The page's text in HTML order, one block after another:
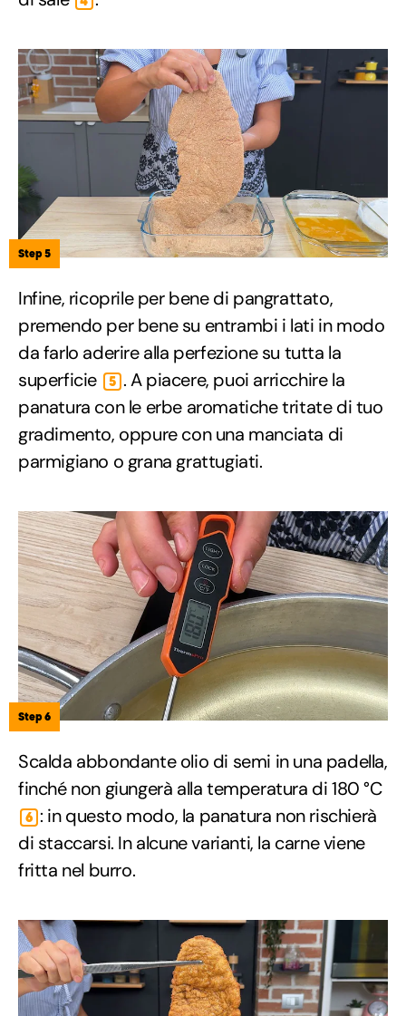
Step 5
Infine, ricoprile per bene di pangrattato,
premendo per bene su entrambi i lati in modo
da farlo aderire alla perfezione su tutta la
superficie
5 . A piacere, puoi arricchire la
panatura con le erbe aromatiche tritate di tuo
gradimento, oppure con una manciata di
parmigiano o grana grattugiati.
Step 6
Scalda abbondante olio di semi in una padella,
finché non giungerà alla temperatura di 180 °C
6 : in questo modo, la panatura non rischierà
di staccarsi. In alcune varianti, la carne viene
fritta nel burro.